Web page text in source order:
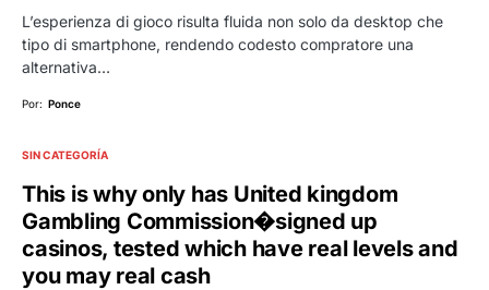
L’esperienza di gioco risulta fluida non solo da desktop che
tipo di smartphone, rendendo codesto compratore una
alternativa…
Por: Ponce
SIN CATEGORÍA
This is why only has United kingdom
Gambling Commission�signed up
casinos, tested which have real levels and
you may real cash